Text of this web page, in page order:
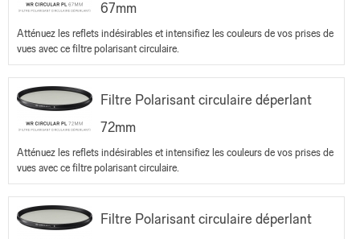
67mm
Atténuez les reflets indésirables et intensifiez les couleurs de vos prises de
vues avec ce filtre polarisant circulaire.
Filtre Polarisant circulaire déperlant
72mm
Atténuez les reflets indésirables et intensifiez les couleurs de vos prises de
vues avec ce filtre polarisant circulaire.
Filtre Polarisant circulaire déperlant